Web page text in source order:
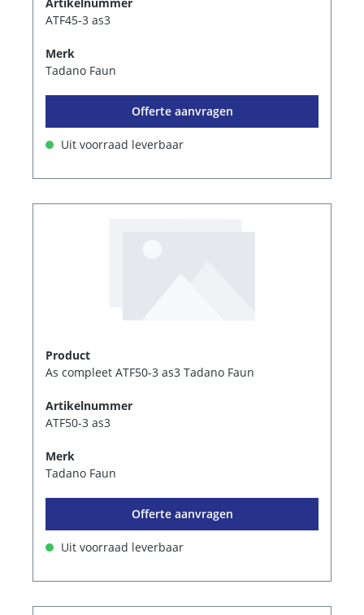
ATF45-3 as3
Merk
Tadano Faun
Offerte aanvragen
Uit voorraad leverbaar
Product
As compleet ATF50-3 as3 Tadano Faun
Artikelnummer
ATF50-3 as3
Merk
Tadano Faun
Offerte aanvragen
Uit voorraad leverbaar